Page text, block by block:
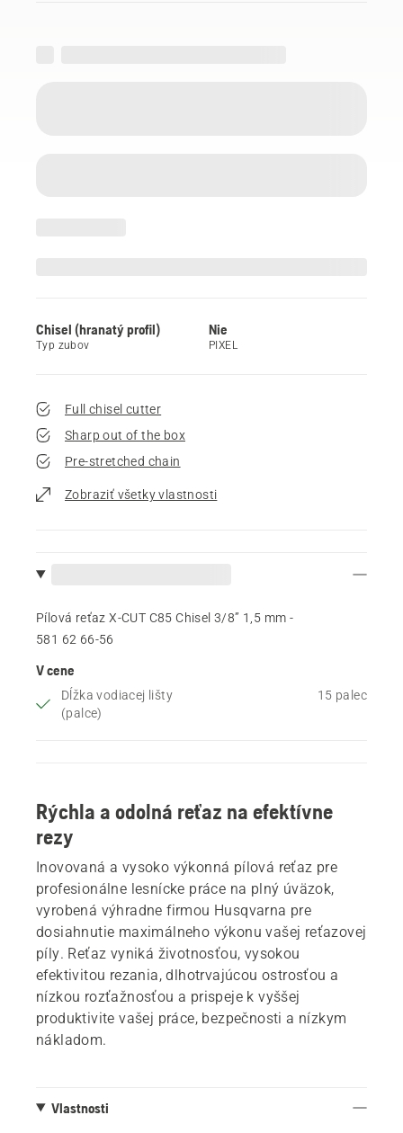
Chisel (hranatý profil)
Typ zubov
Nie
PIXEL
Full chisel cutter
Sharp out of the box
Pre-stretched chain
Zobraziť všetky vlastnosti
Pílová reťaz X-CUT C85 Chisel 3/8” 1,5 mm -
581 62 66‑56
V cene
Dĺžka vodiacej lišty
(palce)
15 palec
Rýchla a odolná reťaz na efektívne
rezy
Inovovaná a vysoko výkonná pílová reťaz pre
profesionálne lesnícke práce na plný úväzok,
vyrobená výhradne firmou Husqvarna pre
dosiahnutie maximálneho výkonu vašej reťazovej
píly. Reťaz vyniká životnosťou, vysokou
efektivitou rezania, dlhotrvajúcou ostrosťou a
nízkou rozťažnosťou a prispeje k vyššej
produktivite vašej práce, bezpečnosti a nízkym
nákladom.
Vlastnosti